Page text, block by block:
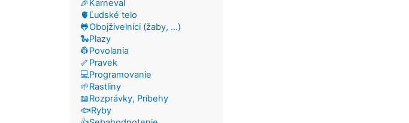
🎉Karneval
🫀Ľudské telo
🐸Obojživelníci (žaby, ...)
🐍Plazy
👷Povolania
🦴Pravek
💻Programovanie
🌱Rastliny
📖Rozprávky, Príbehy
🐟Ryby